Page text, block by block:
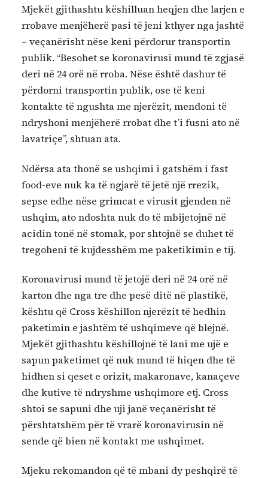
Mjekët gjithashtu këshilluan heqjen dhe larjen e
rrobave menjëherë pasi të jeni kthyer nga jashtë
– veçanërisht nëse keni përdorur transportin
publik. “Besohet se koronavirusi mund të zgjasë
deri në 24 orë në rroba. Nëse është dashur të
përdorni transportin publik, ose të keni
kontakte të ngushta me njerëzit, mendoni të
ndryshoni menjëherë rrobat dhe t’i fusni ato në
lavatriçe”, shtuan ata.
Ndërsa ata thonë se ushqimi i gatshëm i fast
food-eve nuk ka të ngjarë të jetë një rrezik,
sepse edhe nëse grimcat e virusit gjenden në
ushqim, ato ndoshta nuk do të mbijetojnë në
acidin tonë në stomak, por shtojnë se duhet të
tregoheni të kujdesshëm me paketikimin e tij.
Koronavirusi mund të jetojë deri në 24 orë në
karton dhe nga tre dhe pesë ditë në plastikë,
kështu që Cross këshillon njerëzit të hedhin
paketimin e jashtëm të ushqimeve që blejnë.
Mjekët gjithashtu këshillojnë të lani me ujë e
sapun paketimet që nuk mund të hiqen dhe të
hidhen si qeset e orizit, makaronave, kanaçeve
dhe kutive të ndryshme ushqimore etj. Cross
shtoi se sapuni dhe uji janë veçanërisht të
përshtatshëm për të vrarë koronavirusin në
sende që bien në kontakt me ushqimet.
Mjeku rekomandon që të mbani dy peshqirë të